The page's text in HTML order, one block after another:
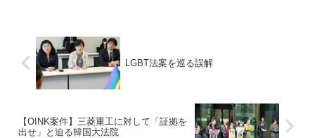
LGBT法案を巡る誤解
【OINK案件】三菱重工に対して「証拠を
出せ」と迫る韓国大法院